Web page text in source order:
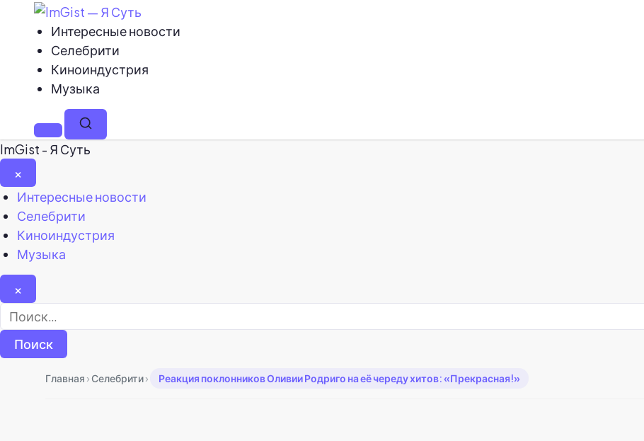
Интересные новости
Селебрити
Киноиндустрия
Музыка
МенюПоиск
ImGist - Я Суть
×
Закрыть
меню
Интересные новости
Селебрити
Киноиндустрия
Музыка
×
Найти:
Главная › Селебрити› Реакция поклонников Оливии Родриго на её череду хитов: «Прекрасная!»